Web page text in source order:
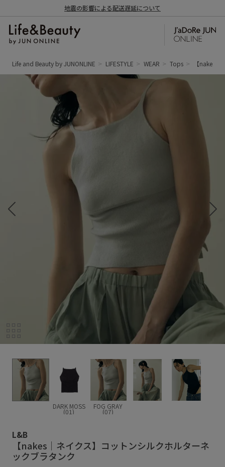
地震の影響による配送遅延について
Life and Beauty by JUNONLINE LIFESTYLE WEAR Tops 【nakes
DARK MOSS
(01)
FOG GRAY
(07)
L&B
【nakes｜ネイクス】コットンシルクホルターネ
ックブラタンク